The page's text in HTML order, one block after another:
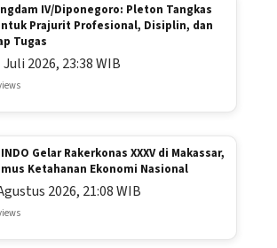
IV/Diponegoro: Pleton Tangkas
Prajurit Profesional, Disiplin, dan
Tugas
Juli 2026, 23:38 WIB
Gelar Rakerkonas XXXV di Makassar,
Ketahanan Ekonomi Nasional
2026, 21:08 WIB